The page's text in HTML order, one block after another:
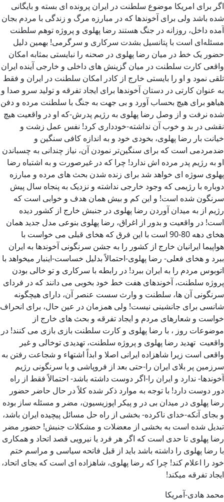
اگر برای امریکا موضوع سلطنت در ایران پرونده ای بسته و بایگانی
شده باشد ولی برای آخوندها که در مبارزه مرگ و زندگی با مردم بجان
آمده داخل، روزانه در جنگ هستند رضا پهلوی و پروژه توهم سلطنت
مسئله‌ای است با پتانسیل بشدت سرکاری و سرگرمی! بهمین دلیل
حضور یک خط در میان رضا پهلوی در صحنه را نبایستی بمثابه امکان
واقعی کارت سلطنت در میان گزینش های داخلی و خارجی آینده ایران
تلقی نمود و او را بایستی خارج از کادر امکان سلطنت در ایران و فقط
به عنوان کارتی در دستان آخوندها برای ایجاد تفرقه و تولید سرو صدا و
هیاهو برای هیچ بحساب آورد و بی جهت به جنگ با سلطنت مرده و دفن
شده نرفت و از وصل رضا پهلوی به رژیم پدرش-که او در واقعیت هیچ
نقشی در بد و خوب آن نداشته-خودداری کرد! نفس عمل زشت و
خیانت بار رضا پهلوی، بخودی خود و به اندازه کافی سنگین و
ضدمردمی است که برای سنگین‌تر نمودن آن، نیاز چندانی به چسباندن
او به رژیم پدر مرده اش ندارد! چرا که در غیرصورت و به اشتباه رضا
پهلوی سوژه ای خواهد شد برای زنده شدن بحث های مرده و مبارزه
دوباره با رژیمی که وجود خارجی نداشته و نزدیک به پنجاه سال پیش
سرنگون شده است! و این کم و بیش همان هدف و خوابی است که
رژیم از به میدان آوردن رضا پهلوی در جنبش خارج از کشور دیده
است! در واقعیت و بدور از اغراق، رضا پهلوی بنوعی مدل جدید همان
هخای دهه 80-90 است با این فرق که هخای قبلی می خواست با
هواپیما ایرانیان خارج از کشور را به جشن سرنگونی آخوندها به ایران
ببرد و هخای فعلی- رضا پهلوی-احتمالاً بدلیل خساست-اینبار میخواهد با
اتوبوس مردم را به ایران ببرد! در رابطه با سرکاری و تو خالی بودن
پروژه سلطنت، آخوندهای هفت خط خود بخوبی می دانند که در فردای
سرنگونی آن ها، سلطنت و وارث سست عنصر آن، دارای هیچگونه
شانسی برای جانشینی نیست! ولی همزمان در عین حال، برای انحراف
خواست و شعارهای مردم و ایجاد تفرقه و بحث‌ های خارج از
موضوعات روز ، با رضا پهلوی و کارت سلطنت بازی بازی می کنند! در
واقعیت تهدید رضا پهلوی و پروژه سلطنت، تهدیدی توخالی و غیر
واقعی است زیرا شاهزاده ایرانی اصلا و ابداً اشتهاء و شجاعت رفتن به
سرزمین پر بلای ایران را-حتی بعد از فروپاشی و یا سرنگونی رژیم
آخوندها- ندارد و ایران را-اگر دوست داشته باشد- احتمالاً فقط از راه
دور دوست دارد! با توجه به موارد ذکر شده کلاً در حال حاضر حضور
رضا پهلوی در میدان بی در و پیکر اپوزیسیون، مضر و مسئله ساز بوده
و بجای آنکه-خدای ناکرده- بخشی از راه حل مسائل پیچیده ایران باشد،
تبدیل شده است به بخشی از معضلات و مشکلات جنبش! حضور مضر
رضا پهلوی تا حدی است که اگر هر فرد یا نیرویی قصد اتحاد و همکاری
با رضا پهلوی را داشته باشد باید از قبل فاتحه سیاسی و مراسم ختم
خود را اعلام کند! چرا که رضا پهلوی، شاهزاده ای است که بجای اتحاد،
ایجاد تفرقه میکند!
محمد هادی-آمریکا